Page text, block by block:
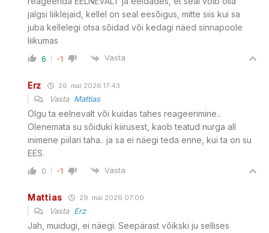
jalgsi liiklejaid, kellel on seal eesõigus, mitte siis kui sa
juba kellelegi otsa sõidad või kedagi näed sinnapoole
liikumas
6 -1 Vasta
Erz 26. mai 2026 17:43
Vasta Mattias
Olgu ta eelnevalt või kuidas tahes reageerimine..
Olenemata su sõiduki kiirusest, kaob teatud nurga all
inimene piilari taha.. ja sa ei näegi teda enne, kui ta on su
EES.
0 -1 Vasta
Mattias 29. mai 2026 07:00
Vasta Erz
Jah, muidugi, ei näegi. Seepärast võikski ju sellises